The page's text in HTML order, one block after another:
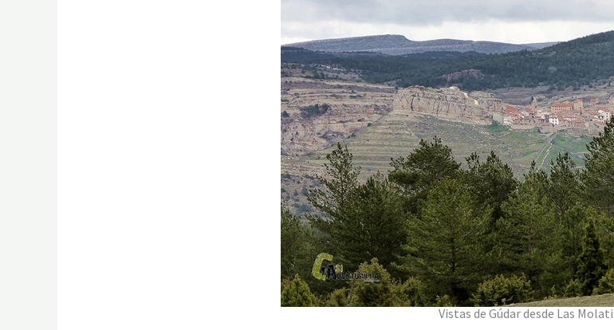
Vistas de Gúdar desde Las